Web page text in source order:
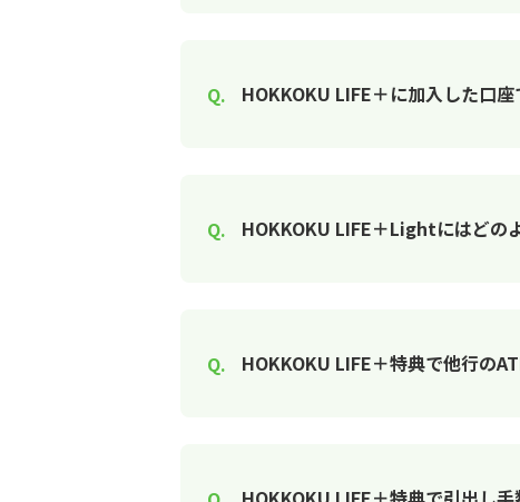
HOKKOKU LIFE＋に加入した口
HOKKOKU LIFE＋Lightにはどの
HOKKOKU LIFE＋特典で他行の